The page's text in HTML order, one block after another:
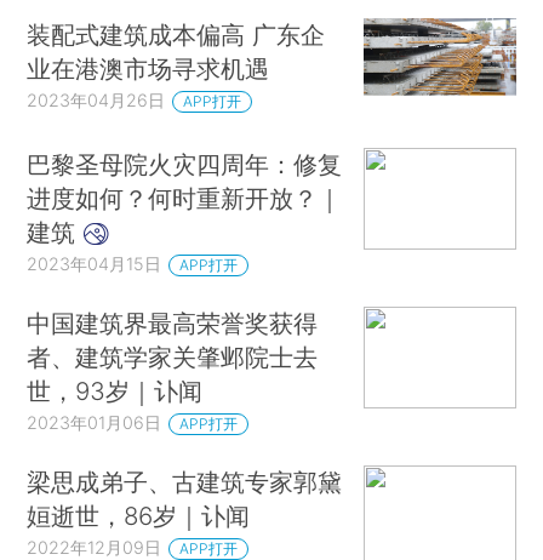
装配式建筑成本偏高 广东企
业在港澳市场寻求机遇
2023年04月26日 APP打开
巴黎圣母院火灾四周年：修复
进度如何？何时重新开放？｜
建筑
2023年04月15日 APP打开
中国建筑界最高荣誉奖获得
者、建筑学家关肇邺院士去
世，93岁｜讣闻
2023年01月06日 APP打开
梁思成弟子、古建筑专家郭黛
姮逝世，86岁｜讣闻
2022年12月09日 APP打开